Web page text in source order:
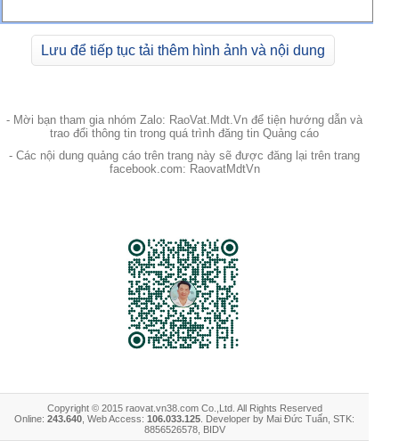
Lưu để tiếp tục tải thêm hình ảnh và nội dung
- Mời bạn tham gia nhóm Zalo: RaoVat.Mdt.Vn để tiện hướng dẫn và
trao đổi thông tin trong quá trình đăng tin Quảng cáo
- Các nội dung quảng cáo trên trang này sẽ được đăng lại trên trang
facebook.com: RaovatMdtVn
Copyright © 2015 raovat.vn38.com Co.,Ltd. All Rights Reserved
Online: 243.640 , Web Access: 106.033.125 . Developer by Mai Đức Tuấn, STK:
8856526578, BIDV